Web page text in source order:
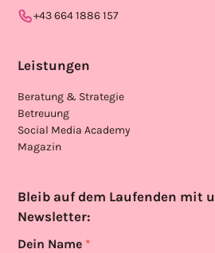
+43 664 1886 157
Leistungen
Beratung & Strategie
Betreuung
Social Media Academy
Magazin
Bleib auf dem Laufenden mit
Newsletter:
p
Dein Name *